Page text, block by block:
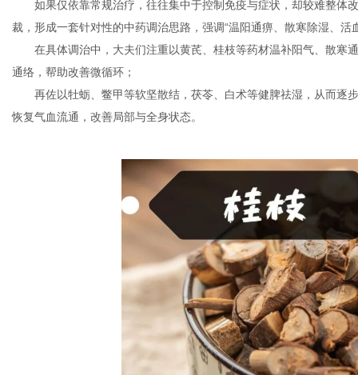
如果仅依靠常规治疗，往往集中于控制免疫与症状，却较难整体
裁，形成一套针对性的中药调治思路，强调“温阳通痹、散寒除湿、活
在具体调治中，大夫们注重以黄芪、桂枝等药材温补阳气、散寒
通络，帮助改善微循环；
再佐以牡蛎、鳖甲等软坚散结，茯苓、白术等健脾祛湿，从而逐
恢复气血流通，改善局部与全身状态。